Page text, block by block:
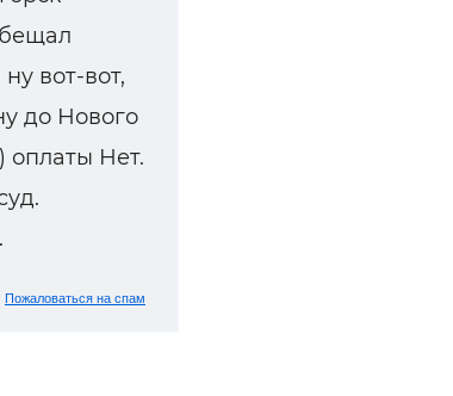
вот-вот,
до Нового
оплаты Нет.
Пожаловаться на спам